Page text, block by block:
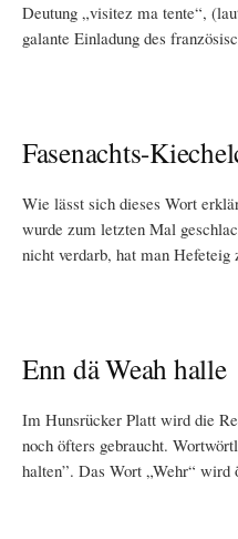
Deutung „visitez ma tente“,
galante Einladung des
Fasenachts-
Wie lässt sich dieses Wort
wurde zum letzten Mal
nicht verdarb, hat man Hefeteig
Enn dä Weah halle
Im Hunsrücker Platt wird die
noch öfters gebraucht.
halten”. Das Wort „Wehr“ wird